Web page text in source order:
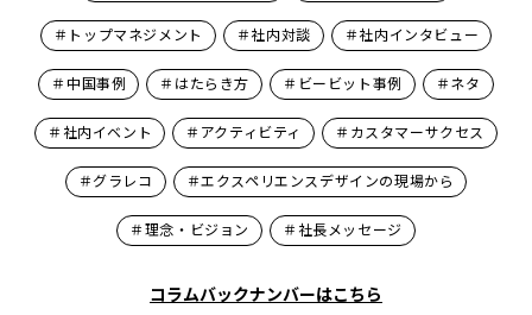
＃トップマネジメント ＃社内対談 ＃社内インタビュー
＃中国事例 ＃はたらき方 ＃ビービット事例 ＃ネタ
＃社内イベント ＃アクティビティ ＃カスタマーサクセス
＃グラレコ ＃エクスペリエンスデザインの現場から
＃理念・ビジョン ＃社長メッセージ
コラムバックナンバーはこちら